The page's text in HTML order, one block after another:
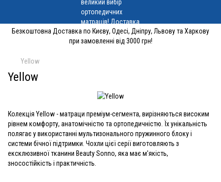
Безкоштовна Доставка по Києву, Одесі, Дніпру, Львову та Харкову
при замовленні від 3000 грн!
Yellow
Yellow
Колекція Yellow - матраци преміум-сегмента, вирізняються високим
рівнем комфорту, анатомічністю та ортопедичністю. Їх унікальність
полягає у використанні мультизонального пружинного блоку і
системи бічної підтримки. Чохли цієї серії виготовляють з
ексклюзивної тканини Beauty Sonno, яка має м'якість,
зносостійкість і практичність.